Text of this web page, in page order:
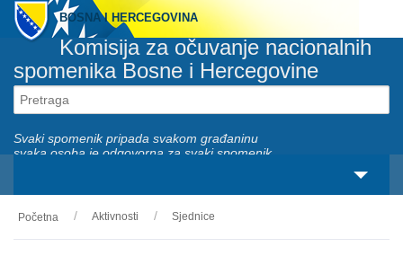
BOSNA I HERCEGOVINA
Komisija za očuvanje nacionalnih
spomenika Bosne i Hercegovine
Svaki spomenik pripada svakom građaninu
svaka osoba je odgovorna za svaki spomenik
O nama
Početna Aktivnosti Sjednice